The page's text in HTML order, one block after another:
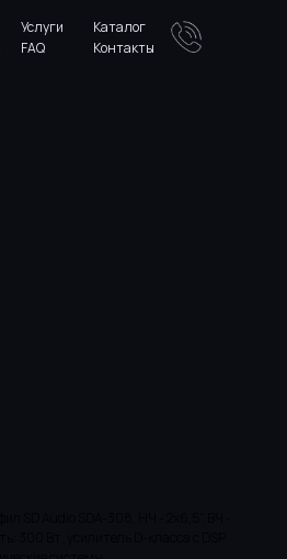
Каталог
Услуги
FAQ Контакты